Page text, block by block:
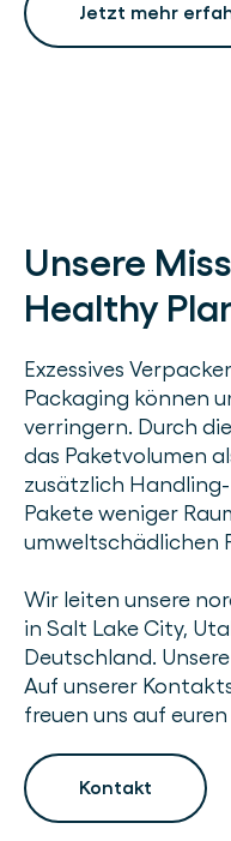
Jetzt mehr
Unsere
Healthy
Exzessives
Packaging können
verringern. Durch
das Paketvolumen
zusätzlich
Pakete weniger
umweltschädlichen
Wir leiten unsere
in Salt Lake City,
Deutschland.
Auf unserer
freuen uns auf
Kontakt